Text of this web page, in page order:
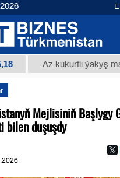
Az kükürtli ýakyş mazudy
Mejlisiniň Başlygy
bilen duşuşdy